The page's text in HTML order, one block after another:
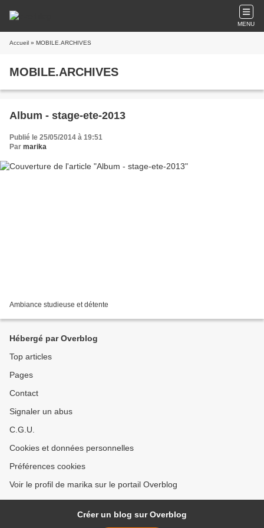
MENU
Accueil » MOBILE.ARCHIVES
MOBILE.ARCHIVES
Album - stage-ete-2013
Publié le 25/05/2014 à 19:51
Par marika
Ambiance studieuse et détente
Hébergé par Overblog
Top articles
Pages
Contact
Signaler un abus
C.G.U.
Cookies et données personnelles
Préférences cookies
Voir le profil de marika sur le portail Overblog
Créer un blog sur Overblog